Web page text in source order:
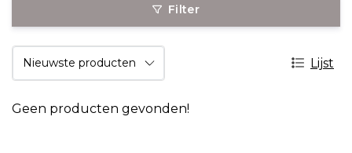
Filter
Lijst
Geen producten gevonden!